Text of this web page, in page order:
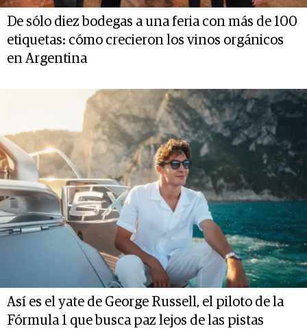
De sólo diez bodegas a una feria con más de 100
etiquetas: cómo crecieron los vinos orgánicos
en Argentina
Así es el yate de George Russell, el piloto de la
Fórmula 1 que busca paz lejos de las pistas